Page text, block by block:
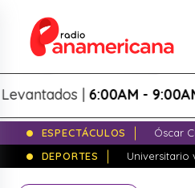
|6:00AM - 9:00AM
ESPECTÁCULOS
Óscar
DEPORTES
Universitario